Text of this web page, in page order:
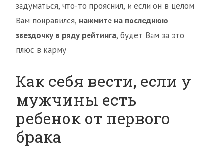
задуматься, что-то прояснил, и если он в целом
Вам понравился, нажмите на последнюю
звездочку в ряду рейтинга, будет Вам за это
плюс в карму
Как себя вести, если у
мужчины есть
ребенок от первого
брака